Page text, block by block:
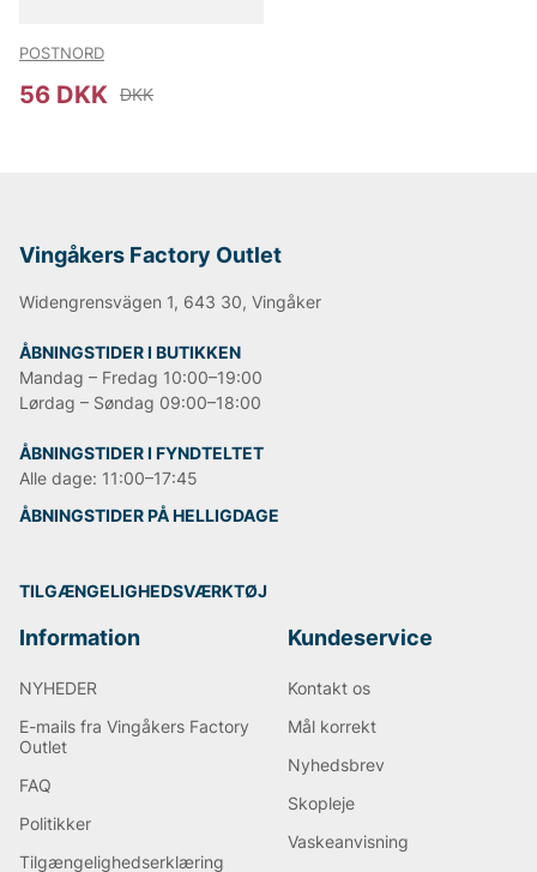
POSTNORD
56 DKK DKK
Vingåkers Factory Outlet
Widengrensvägen 1, 643 30, Vingåker
ÅBNINGSTIDER I BUTIKKEN
Mandag – Fredag 10:00–19:00
Lørdag – Søndag 09:00–18:00
ÅBNINGSTIDER I FYNDTELTET
Alle dage: 11:00–17:45
ÅBNINGSTIDER PÅ HELLIGDAGE
TILGÆNGELIGHEDSVÆRKTØJ
Information
NYHEDER
E-mails fra Vingåkers Factory
Outlet
FAQ
Politikker
Tilgængelighedserklæring
Kundeservice
Kontakt os
Mål korrekt
Nyhedsbrev
Skopleje
Vaskeanvisning